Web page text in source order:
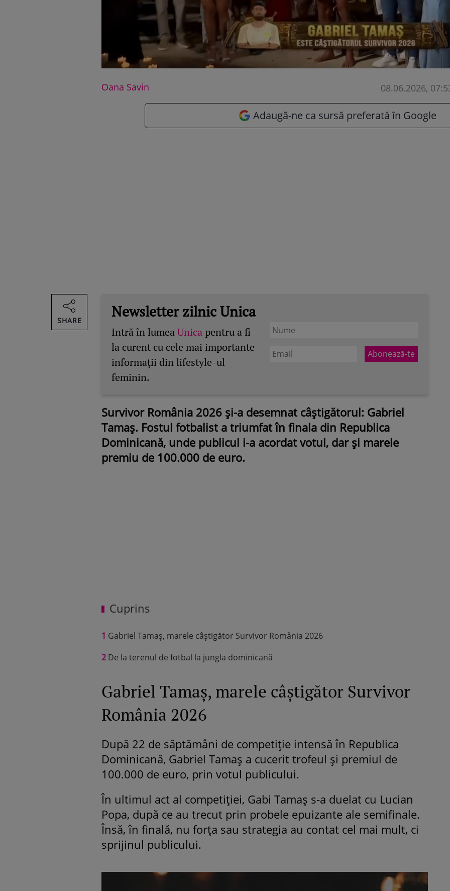
Oana Savin 08.06.2026,
Adaugă-ne ca sursă preferată în Google
Newsletter zilnic Unica
Intră în lumeaUnica pentru a fi
la curent cu cele mai importante
informații din lifestyle-ul
feminin.
Survivor România 2026 și-a desemnat câștigătorul: Gabriel
Tamaș. Fostul fotbalist a triumfat în finala din Republica
Dominicană, unde publicul i-a acordat votul, dar și marele
premiu de 100.000 de euro.
Cuprins
1 Gabriel Tamaș, marele câștigător Survivor România 2026
2 De la terenul de fotbal la jungla dominicană
Gabriel Tamaș, marele câștigător Survivor
România 2026
După 22 de săptămâni de competiție intensă în Republica
Dominicană, Gabriel Tamaș a cucerit trofeul și premiul de
100.000 de euro, prin votul publicului.
În ultimul act al competiției, Gabi Tamaș s-a duelat cu Lucian
Popa, după ce au trecut prin probele epuizante ale semifinale.
Însă, în finală, nu forța sau strategia au contat cel mai mult, ci
sprijinul publicului.
SHARE